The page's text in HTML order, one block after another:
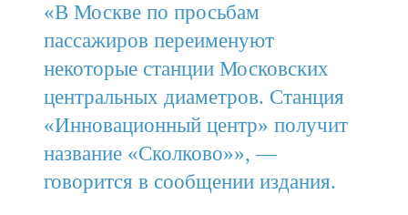
«В Москве по просьбам
пассажиров переименуют
некоторые станции Московских
центральных диаметров. Станция
«Инновационный центр» получит
название «Сколково»», —
говорится в сообщении издания.